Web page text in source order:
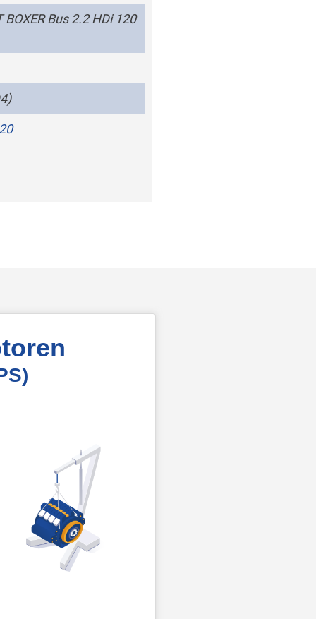
BOXER Bus 2.2 HDi 120